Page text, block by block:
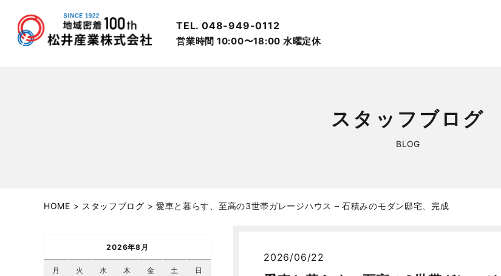
TEL. 048-949-0112
営業時間 10:00〜18:00 ⽔曜定休
BLOG
スタッフブログ
HOME > スタッフブログ > 愛車と暮らす、至高の3世帯ガレージハウス – 石積みのモダン邸宅、完成
2026/06/22
2026年8月
月 火 水 木 金 土 日